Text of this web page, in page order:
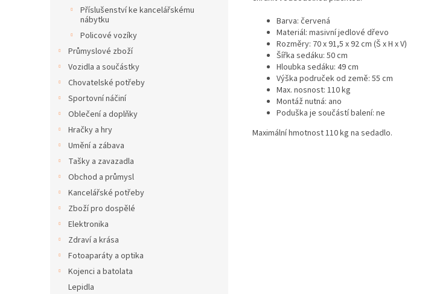
Příslušenství ke kancelářskému
nábytku
Policové vozíky
Průmyslové zboží
Vozidla a součástky
Chovatelské potřeby
Sportovní náčiní
Oblečení a doplňky
Hračky a hry
Umění a zábava
Tašky a zavazadla
Obchod a průmysl
Kancelářské potřeby
Zboží pro dospělé
Elektronika
Zdraví a krása
Fotoaparáty a optika
Kojenci a batolata
Lepidla
Barva: červená
Materiál: masivní jedlové dřevo
Rozměry: 70 x 91,5 x 92 cm (Š x H x V)
Šířka sedáku: 50 cm
Hloubka sedáku: 49 cm
Výška područek od země: 55 cm
Max. nosnost: 110 kg
Montáž nutná: ano
Poduška je součástí balení: ne
Maximální hmotnost 110 kg na sedadlo.